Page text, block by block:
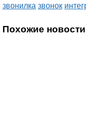
звонилка звонок
Похожие новости